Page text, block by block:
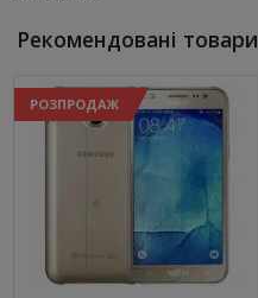
Рекомендовані товари
РОЗПРОДАЖ